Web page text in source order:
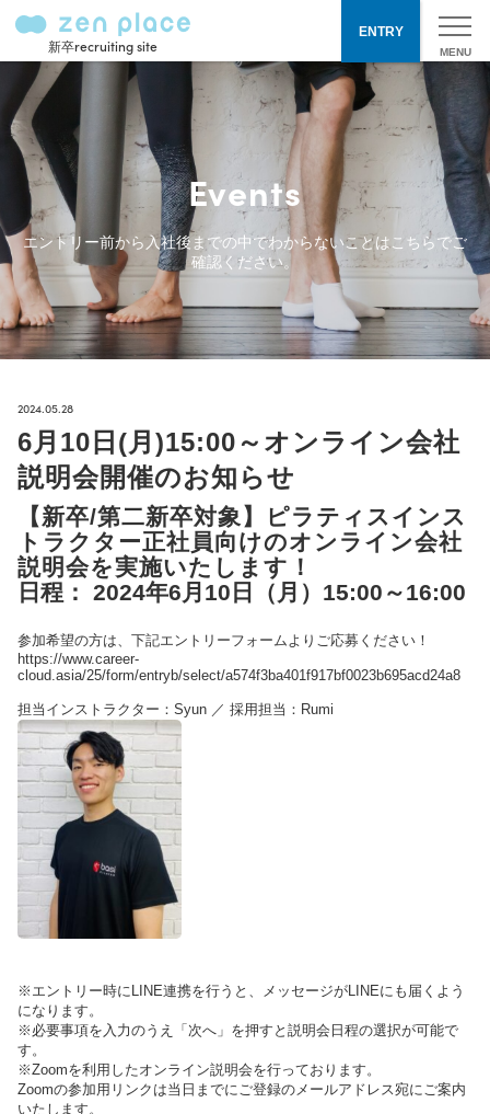
新卒recruiting site
ENTRY
Events
エントリー前から入社後までの中でわからないことはこちらでご
確認ください。
2024.05.28
6月10日(月)15:00～オンライン会社
説明会開催のお知らせ
【新卒/第二新卒対象】ピラティスインス
トラクター正社員向けのオンライン会社
説明会を実施いたします！
日程： 2024年6月10日（月）15:00～16:00
参加希望の方は、下記エントリーフォームよりご応募ください！
https://www.career-
cloud.asia/25/form/entryb/select/a574f3ba401f917bf0023b695acd24a8
担当インストラクター：Syun ／ 採用担当：Rumi
※エントリー時にLINE連携を行うと、メッセージがLINEにも届くよう
になります。
※必要事項を入力のうえ「次へ」を押すと説明会日程の選択が可能で
す。
※Zoomを利用したオンライン説明会を行っております。
Zoomの参加用リンクは当日までにご登録のメールアドレス宛にご案内
いたします。